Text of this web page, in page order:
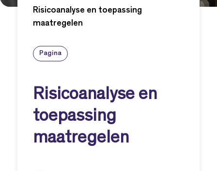
Risicoanalyse en toepassing
maatregelen
Pagina
Risicoanalyse en
toepassing
maatregelen